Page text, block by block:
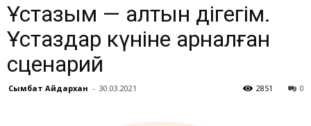
Ұстазым — алтын діңгегім.
Ұстаздар күніне арналған
сценарий
Сымбат Айдархан - 30.03.2021 0
2851